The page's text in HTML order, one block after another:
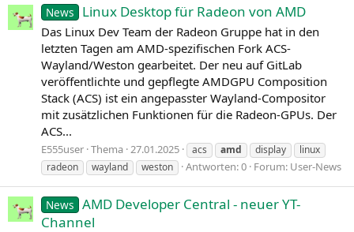
News Linux Desktop für Radeon von AMD
Das Linux Dev Team der Radeon Gruppe hat in den
letzten Tagen am AMD-spezifischen Fork ACS-
Wayland/Weston gearbeitet. Der neu auf GitLab
veröffentlichte und gepflegte AMDGPU Composition
Stack (ACS) ist ein angepasster Wayland-Compositor
mit zusätzlichen Funktionen für die Radeon-GPUs. Der
ACS...
E555user Thema 27.01.2025 acs amd display
linux
radeon
wayland weston Antworten: 0 Forum: User-News
News AMD Developer Central - neuer YT-
Channel